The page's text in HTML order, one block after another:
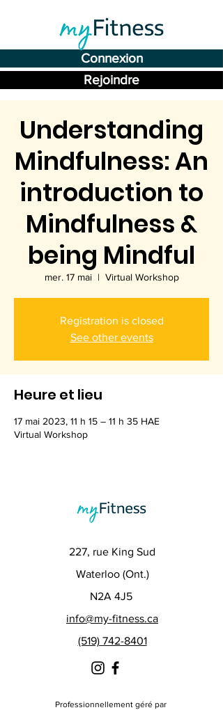
Connexion
Rejoindre
Understanding
Mindfulness: An
introduction to
Mindfulness &
being Mindful
mer. 17 mai
  |
Virtual Workshop
Registration is closed
See other events
Heure et lieu
17 mai 2023, 11 h 15 – 11 h 35 HAE
Virtual Workshop
227, rue King Sud
Waterloo (Ont.)
N2A 4J5
info@my-fitness.ca
(519) 742-8401
Professionnellement géré par